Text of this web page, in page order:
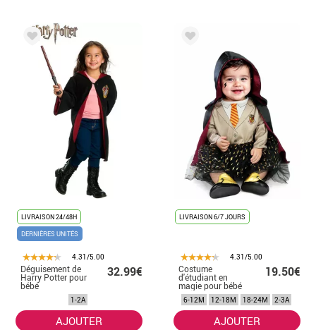
LIVRAISON 24/48H
DERNIÈRES UNITÉS
4.31/5.00
Déguisement de
Harry Potter pour
bébé
32.99€
1-2A
AJOUTER
LIVRAISON 6/7 JOURS
4.31/5.00
Costume
d'étudiant en
magie pour bébé
19.50€
6-12M 12-18M 18-24M 2-3A
AJOUTER